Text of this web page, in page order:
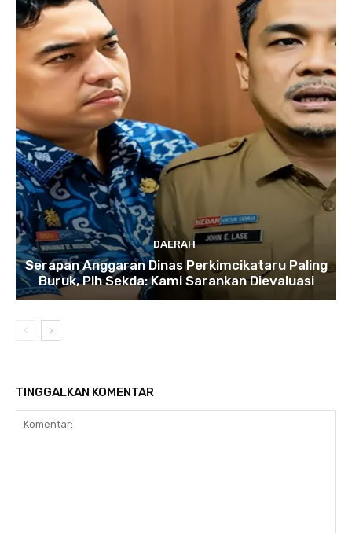
DAERAH
Serapan Anggaran Dinas Perkimcikataru Paling
Buruk, Plh Sekda: Kami Sarankan Dievaluasi
TINGGALKAN KOMENTAR